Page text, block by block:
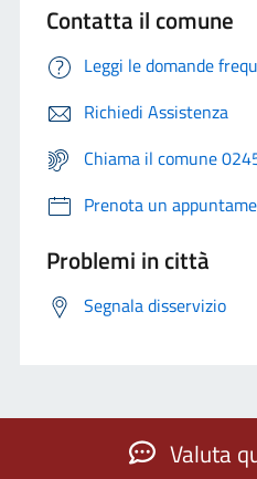
Contatta il comune
Leggi le domande
Richiedi Assistenza
Chiama il comune
Prenota un
Problemi in città
Segnala disservizio
Valuta